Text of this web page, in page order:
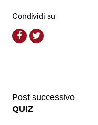
Condividi su
Post successivo
QUIZ